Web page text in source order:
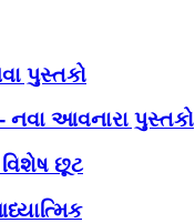
પુસ્તકો
નવા આવનારા પુસ્તકો
છૂટ